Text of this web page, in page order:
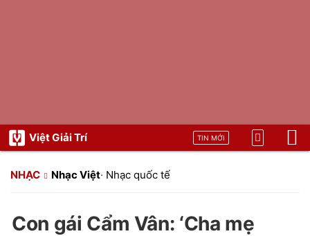
Việt Giải Trí TIN MỚI
NHẠC Nhạc Việt· Nhạc quốc tế
Con gái Cẩm Vân: ‘Cha mẹ